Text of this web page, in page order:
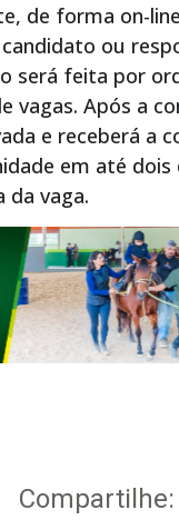
de forma on-
ou
será feita por
vagas. Após a
e receberá a
em até
da vaga.
Compartilhe: